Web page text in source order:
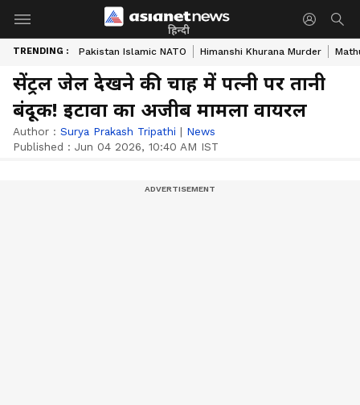
हिन्दी
TRENDING : Pakistan Islamic NATO Himanshi Khurana Murder
सेंट्रल जेल देखने की चाह में पत्नी पर तानी
बंदूक! इटावा का अजीब मामला वायरल
Author : Surya Prakash Tripathi | News
Published : Jun 04 2026, 10:40 AM IST